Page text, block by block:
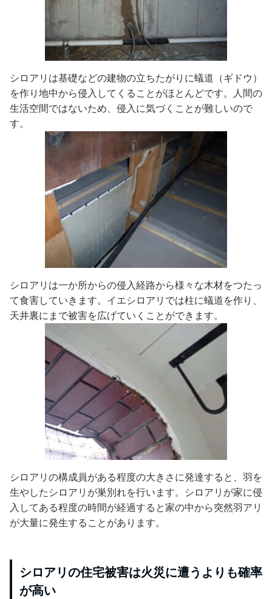
シロアリは基礎などの建物の立ちたがりに蟻道（ギドウ）
を作り地中から侵入してくることがほとんどです。人間の
生活空間ではないため、侵入に気づくことが難しいので
す。
シロアリは一か所からの侵入経路から様々な木材をつたっ
て食害していきます。イエシロアリでは柱に蟻道を作り、
天井裏にまで被害を広げていくことができます。
シロアリの構成員がある程度の大きさに発達すると、羽を
生やしたシロアリが巣別れを行います。シロアリが家に侵
入してある程度の時間が経過すると家の中から突然羽アリ
が大量に発生することがあります。
シロアリの住宅被害は火災に遭うよりも確率
が高い